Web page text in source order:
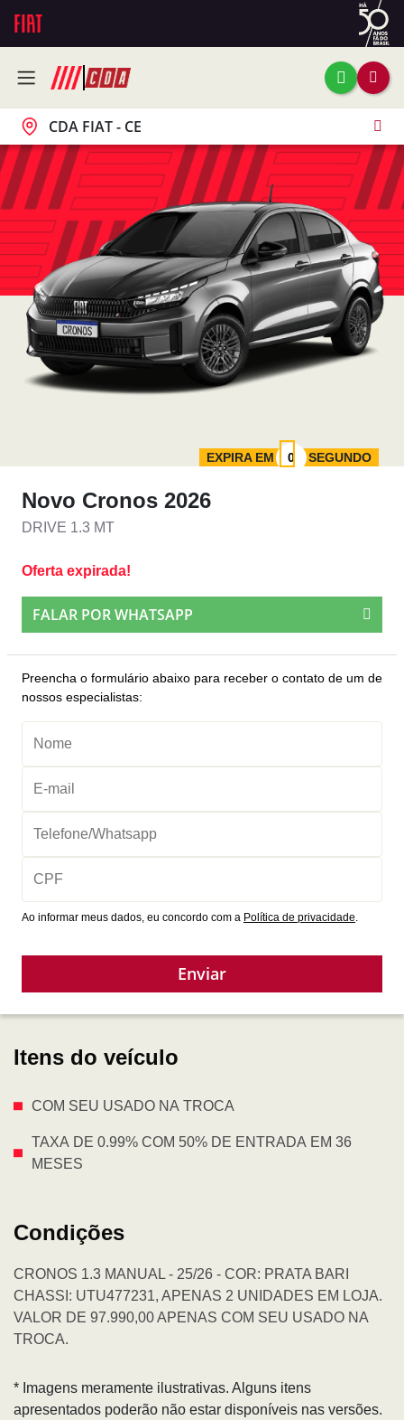
CDA FIAT - CE
Itens do veículo
COM SEU USADO NA TROCA
TAXA DE 0.99% COM 50% DE ENTRADA EM 36
MESES
Condições
CRONOS 1.3 MANUAL - 25/26 - COR: PRATA BARI
CHASSI: UTU477231, APENAS 2 UNIDADES EM LOJA.
VALOR DE 97.990,00 APENAS COM SEU USADO NA
TROCA.
* Imagens meramente ilustrativas. Alguns itens
apresentados poderão não estar disponíveis nas versões.
EXPIRA EM SEGUNDO
Novo Cronos 2026
DRIVE 1.3 MT
Oferta expirada!
FALAR POR WHATSAPP
Preencha o formulário abaixo para receber o contato de um de
nossos especialistas:
Ao informar meus dados, eu concordo com a Política de privacidade
Enviar